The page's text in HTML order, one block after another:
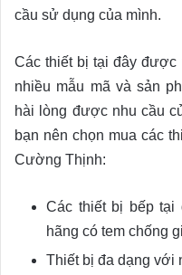
cầu sử dụng của mình.
Các thiết bị tại đây được
nhiều mẫu mã và sản
hài lòng được nhu cầu
bạn nên chọn mua các
Cường Thịnh:
Các thiết bị bếp tại
hãng có tem chống
Thiết bị đa dạng với